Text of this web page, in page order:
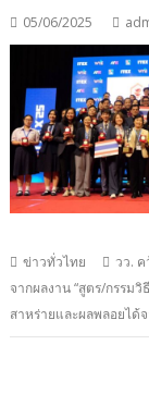
05/06/2025
ข่าวทั่วไทย
วว.
จากผลงาน “สูตร/กรรม
สาหร่ายและผลพลอยได้